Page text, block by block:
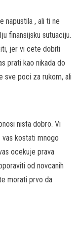
napustila , ali ti ne
finansijsku sutuaciju.
jer vi cete dobiti
prati kao nikada do
sve poci za rukom, ali
nista dobro. Vi
kostati mnogo
ocekuje prava
od novcanih
morati prvo da